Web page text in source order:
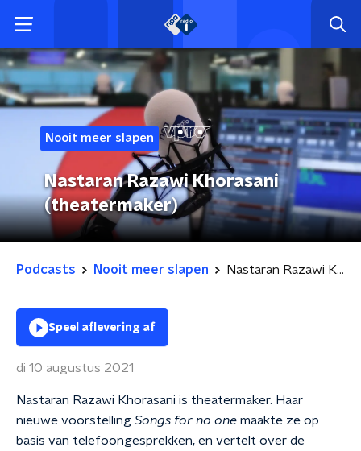
Nooit meer slapen
Nastaran Razawi Khorasani
(theatermaker)
Podcasts Nooit meer slapen Nastaran Razawi Khorasani (theatermaker)
Speel aflevering af
di 10 augustus 2021
Nastaran Razawi Khorasani is theatermaker. Haar
nieuwe voorstelling Songs for no one maakte ze op
basis van telefoongesprekken, en vertelt over de